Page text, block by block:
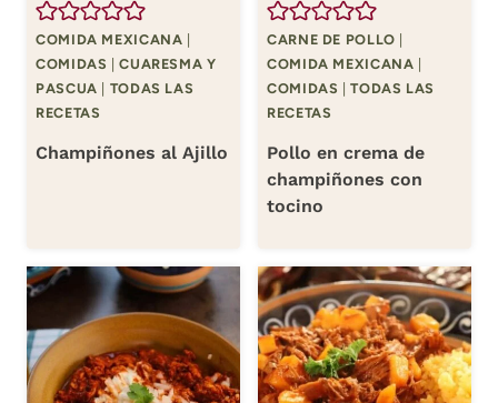
COMIDA MEXICANA
COMIDAS |CUARESMA Y
PASCUA
TODAS LAS
RECETAS
Champiñones al Ajillo
CARNE DE POLLO
COMIDA MEXICANA
COMIDAS |TODAS LAS
RECETAS
Pollo en crema de
champiñones con
tocino